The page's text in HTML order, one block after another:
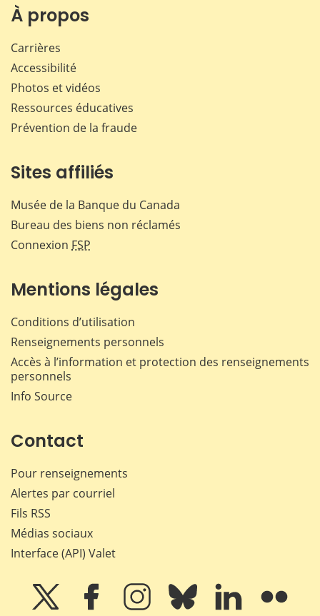
À propos
Carrières
Accessibilité
Photos et vidéos
Ressources éducatives
Prévention de la fraude
Sites affiliés
Musée de la Banque du Canada
Bureau des biens non réclamés
Connexion FSP
Mentions légales
Conditions d’utilisation
Renseignements personnels
Accès à l’information et protection des renseignements
personnels
Info Source
Contact
Pour renseignements
Alertes par courriel
Fils RSS
Médias sociaux
Interface (API) Valet